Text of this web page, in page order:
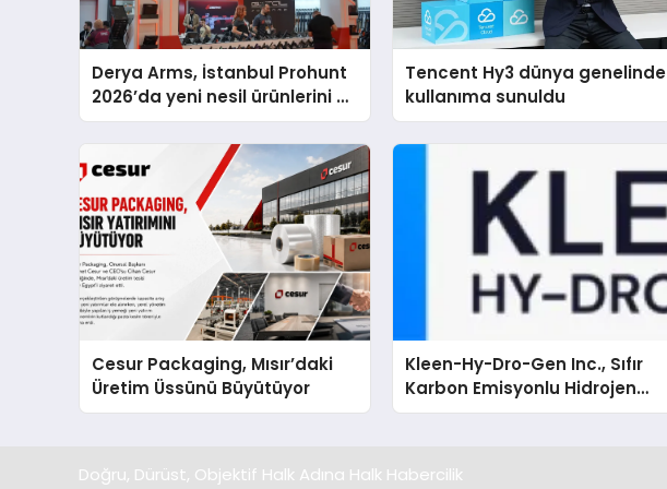
Derya Arms, İstanbul Prohunt
2026’da yeni nesil ürünlerini ve
global marka vizyonunu
Tencent Hy3 dünya genelinde
kullanıma sunuldu
Cesur Packaging, Mısır’daki
Üretim Üssünü Büyütüyor
Kleen-Hy-Dro-Gen Inc., Sıfır
Karbon Emisyonlu Hidrojen
Isıtma Teknolojisinde ISO ve
Doğru, Dürüst, Objektif Halk Adına Halk Habercilik